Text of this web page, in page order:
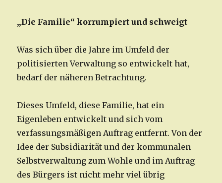
„Die Familie“ korrumpiert und schweigt
Was sich über die Jahre im Umfeld der
politisierten Verwaltung so entwickelt hat,
bedarf der näheren Betrachtung.
Dieses Umfeld, diese Familie, hat ein
Eigenleben entwickelt und sich vom
verfassungsmäßigen Auftrag entfernt. Von der
Idee der Subsidiarität und der kommunalen
Selbstverwaltung zum Wohle und im Auftrag
des Bürgers ist nicht mehr viel übrig